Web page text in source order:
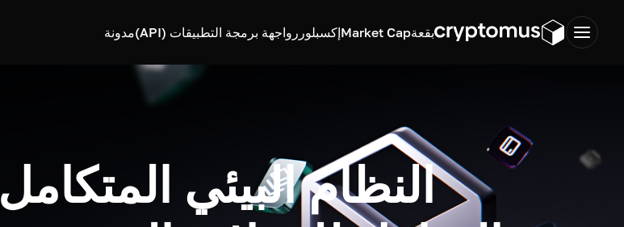
بقعةMarket Capإكسبلورر واجهة برمجة التطبيقات (API) مدونة
النظام البيئي المتكامل